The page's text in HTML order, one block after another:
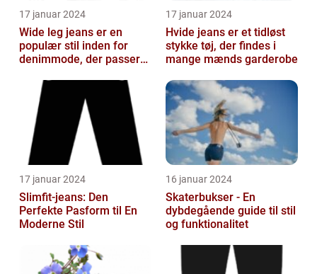
17 januar 2024
Wide leg jeans er en
populær stil inden for
denimmode, der passer
som ønsk...
17 januar 2024
Hvide jeans er et tidløst
stykke tøj, der findes i
mange mænds garderobe
17 januar 2024
Slimfit-jeans: Den
Perfekte Pasform til En
Moderne Stil
16 januar 2024
Skaterbukser - En
dybdegående guide til stil
og funktionalitet